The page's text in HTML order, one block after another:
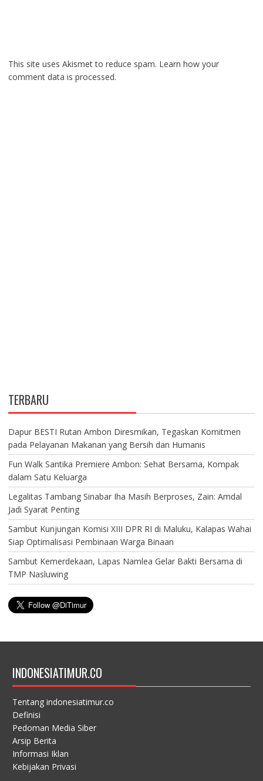
This site uses Akismet to reduce spam. Learn how your
comment data is processed.
TERBARU
Dapur BESTI Rutan Ambon Diresmikan, Tegaskan Komitmen
pada Pelayanan Makanan yang Bersih dan Humanis
Fun Walk Santika Premiere Ambon: Sehat Bersama, Kompak
dalam Satu Keluarga
Legalitas Tambang Sinabar Iha Masih Berproses, Zain: Amdal
Jadi Syarat Penting
Sambut Kunjungan Komisi XIII DPR RI di Maluku, Kalapas Wahai
Siap Optimalisasi Pembinaan Warga Binaan
Sambut Kemerdekaan, Lapas Namlea Gelar Bakti Bersama di
TMP Nasluwing
INDONESIATIMUR.CO
Tentang indonesiatimur.co
Definisi
Pedoman Media Siber
Arsip Berita
Informasi Iklan
Kebijakan Privasi